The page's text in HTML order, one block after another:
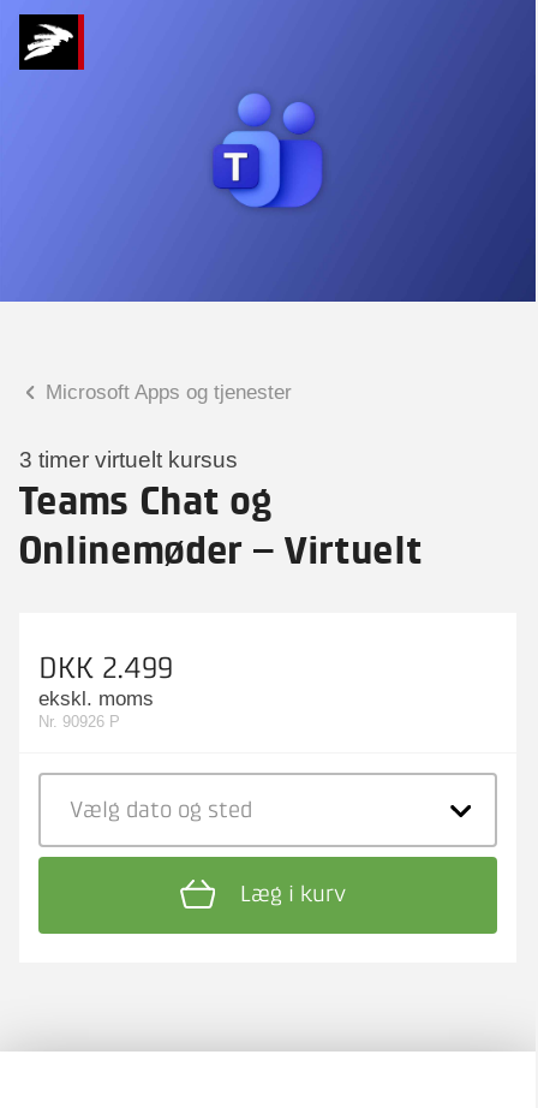
Microsoft Apps og tjenester
3 timer virtuelt kursus
Teams Chat og
Onlinemøder – Virtuelt
DKK 2.499
ekskl. moms
Nr. 90926 P
Vælg dato og sted
Læg i kurv
Praktiske spørgsmål
Christian Ravn Agergaard
dig med?